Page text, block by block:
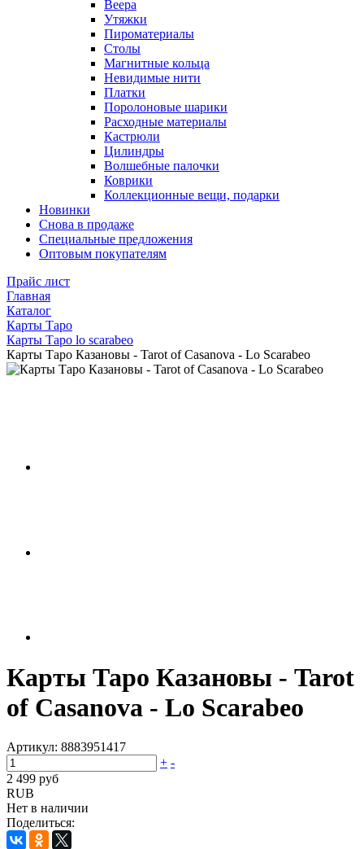
Веера
Утяжки
Пироматериалы
Столы
Магнитные кольца
Невидимые нити
Платки
Поролоновые шарики
Расходные материалы
Кастрюли
Цилиндры
Волшебные палочки
Коврики
Коллекционные вещи, подарки
Новинки
Снова в продаже
Специальные предложения
Оптовым покупателям
Прайс лист
Главная
Каталог
Карты Таро
Карты Таро lo scarabeo
Карты Таро Казановы - Tarot of Casanova - Lo Scarabeo
Карты Таро Казановы - Tarot
of Casanova - Lo Scarabeo
Артикул: 8883951417
+ -
2 499 руб
RUB
Нет в наличии
Поделиться: